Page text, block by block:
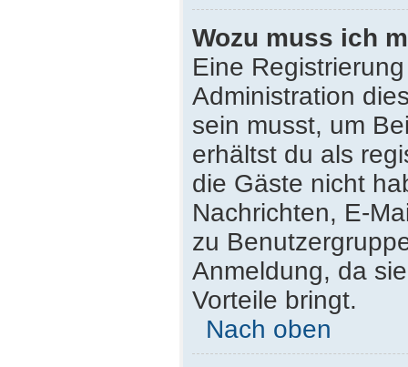
Wozu muss ich
Eine
Administration
sein musst, um
erhältst du als
die Gäste nicht
Nachrichten, E-
zu
Anmeldung, da
Vorteile bringt.
Nach oben